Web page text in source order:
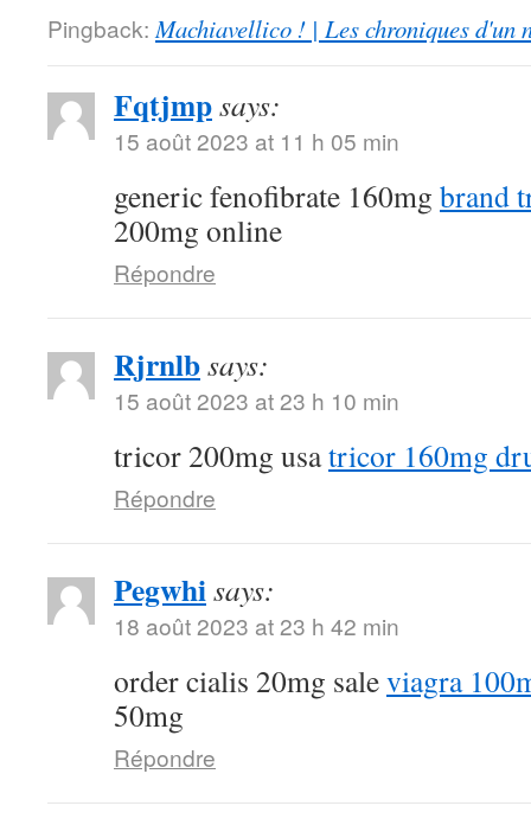
Pingback: Machiavellico ! | Les chroniques d'un
Fqtjmpsays:
15 août 2023 at 11 h 05 min
generic fenofibrate 160mg brand
200mg online
Répondre
Rjrnlbsays:
15 août 2023 at 23 h 10 min
tricor 200mg usatricor 160mg
Répondre
Pegwhisays:
18 août 2023 at 23 h 42 min
order cialis 20mg saleviagra
50mg
Répondre